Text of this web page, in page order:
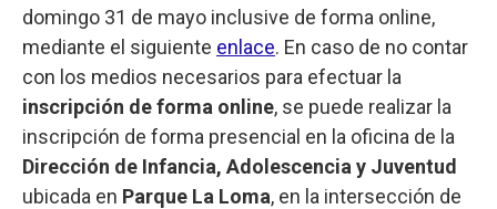
domingo 31 de mayo inclusive de forma online,
mediante el siguiente enlace. En caso de no contar
con los medios necesarios para efectuar la
inscripción de forma online, se puede realizar la
inscripción de forma presencial en la oficina de la
Dirección de Infancia, Adolescencia y Juventud
ubicada en Parque La Loma, en la intersección de